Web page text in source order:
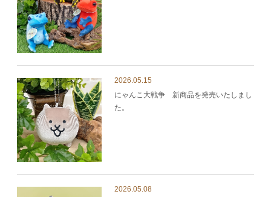
2026.05.15
にゃんこ大戦争 新商品を発売いたしまし
た。
2026.05.08